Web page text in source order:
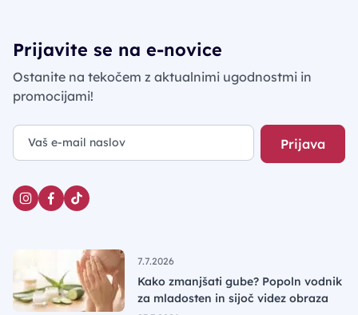
Prijavite se na e-novice
Ostanite na tekočem z aktualnimi ugodnostmi in
promocijami!
Prijava
7.7.2026
Kako zmanjšati gube? Popoln vodnik
za mladosten in sijoč videz obraza